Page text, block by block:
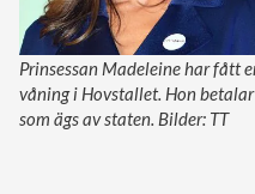
Prinsessan Madeleine har fått
våning i Hovstallet. Hon
som ägs av staten. Bilder: TT